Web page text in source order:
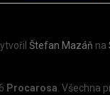
Štefan Mazáň na
Procarosa. Všechna